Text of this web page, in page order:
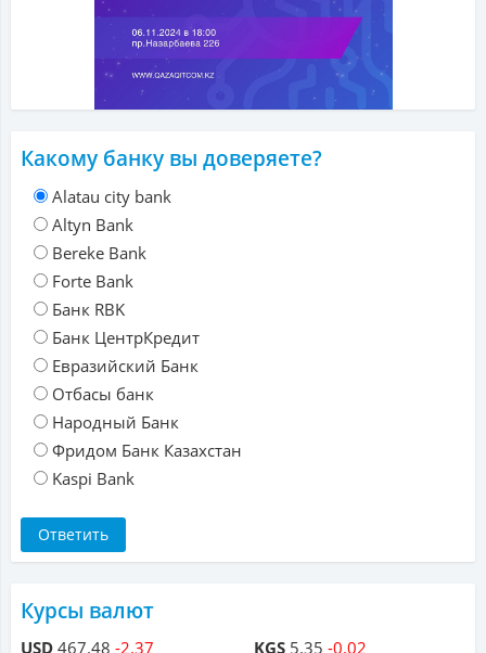
Какому банку вы доверяете?
Alatau city bank
Altyn Bank
Bereke Bank
Forte Bank
Банк RBK
Банк ЦентрКредит
Евразийский Банк
Отбасы банк
Народный Банк
Фридом Банк Казахстан
Kaspi Bank
Курсы валют
USD 467.48 -2.37 KGS 5.35 -0.02